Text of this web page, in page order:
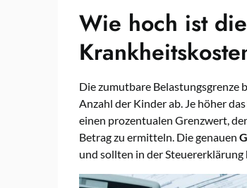
Wie hoch ist
Die zumutbare Belastungsgrenze
Anzahl der Kinder ab. Je höher das
einen prozentualen Grenzwert,
Betrag zu ermitteln. Die genauen
und sollten in der